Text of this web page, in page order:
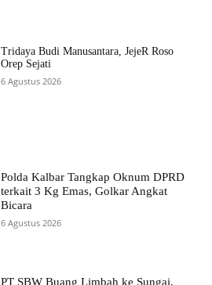
Tridaya Budi Manusantara, JejeR Roso
Orep Sejati
6 Agustus 2026
Polda Kalbar Tangkap Oknum DPRD
terkait 3 Kg Emas, Golkar Angkat
Bicara
6 Agustus 2026
PT SBW Buang Limbah ke Sungai,